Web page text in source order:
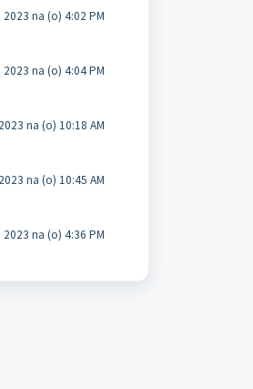
na (o) 4:02 PM
na (o) 4:04 PM
na (o) 10:18 AM
na (o) 10:45 AM
na (o) 4:36 PM